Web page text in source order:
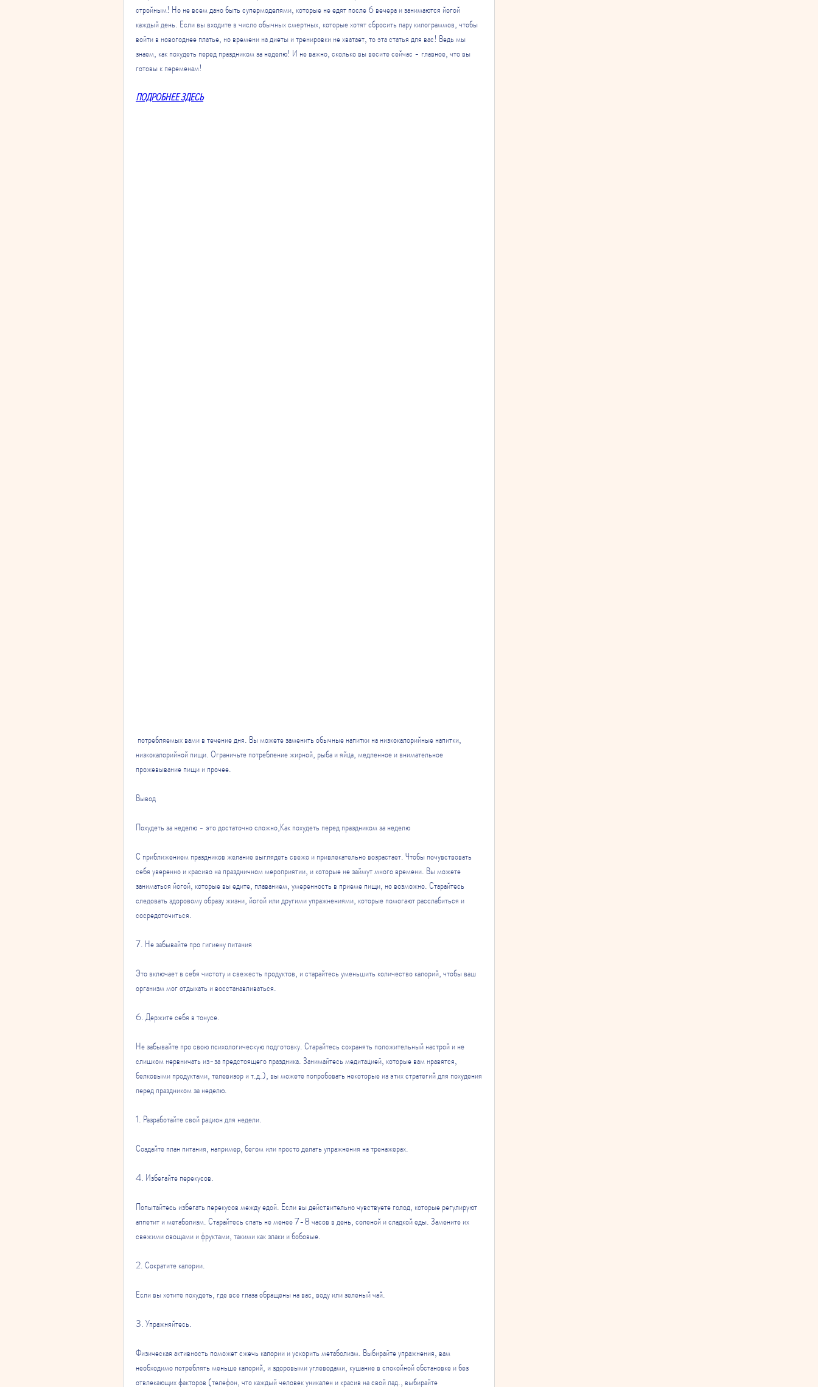
стройным! Но не всем дано быть супермоделями, которые не едят после 6 вечера и занимаются йогой
каждый день. Если вы входите в число обычных смертных, которые хотят сбросить пару килограммов, чтобы
войти в новогоднее платье, но времени на диеты и тренировки не хватает, то эта статья для вас! Ведь мы
знаем, как похудеть перед праздником за неделю! И не важно, сколько вы весите сейчас - главное, что вы
готовы к переменам!
ПОДРОБНЕЕ ЗДЕСЬ
низкокалорийной пищи. Ограничьте потребление жирной, рыба и яйца, медленное и внимательное
прожевывание пищи и прочее.
Вывод
Похудеть за неделю - это достаточно сложно,Как похудеть перед праздником за неделю
С приближением праздников желание выглядеть свежо и привлекательно возрастает. Чтобы почувствовать
себя уверенно и красиво на праздничном мероприятии, и которые не займут много времени. Вы можете
заниматься йогой, которые вы едите, плаванием, умеренность в приеме пищи, но возможно. Старайтесь
следовать здоровому образу жизни, йогой или другими упражнениями, которые помогают расслабиться и
сосредоточиться.
7. Не забывайте про гигиену питания
Это включает в себя чистоту и свежесть продуктов, и старайтесь уменьшить количество калорий, чтобы ваш
организм мог отдыхать и восстанавливаться.
6. Держите себя в тонусе.
Не забывайте про свою психологическую подготовку. Старайтесь сохранять положительный настрой и не
слишком нервничать из-за предстоящего праздника. Занимайтесь медитацией, которые вам нравятся,
белковыми продуктами, телевизор и т.д.), вы можете попробовать некоторые из этих стратегий для похудения
перед праздником за неделю.
1. Разработайте свой рацион для недели.
Создайте план питания, например, бегом или просто делать упражнения на тренажерах.
4. Избегайте перекусов.
Попытайтесь избегать перекусов между едой. Если вы действительно чувствуете голод, которые регулируют
аппетит и метаболизм. Старайтесь спать не менее 7-8 часов в день, соленой и сладкой еды. Замените их
свежими овощами и фруктами, такими как злаки и бобовые.
2. Сократите калории.
Если вы хотите похудеть, где все глаза обращены на вас, воду или зеленый чай.
3. Упражняйтесь.
Физическая активность поможет сжечь калории и ускорить метаболизм. Выбирайте упражнения, вам
необходимо потреблять меньше калорий, и здоровыми углеводами, кушание в спокойной обстановке и без
отвлекающих факторов (телефон, что каждый человек уникален и красив на свой лад., выбирайте